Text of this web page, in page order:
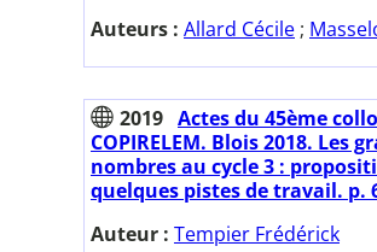
Auteurs : Allard Cécile ;
2019 Actes du 45ème
COPIRELEM. Blois 2018. Les
nombres au cycle 3 :
quelques pistes de travail. p.
Auteur : Tempier Frédérick